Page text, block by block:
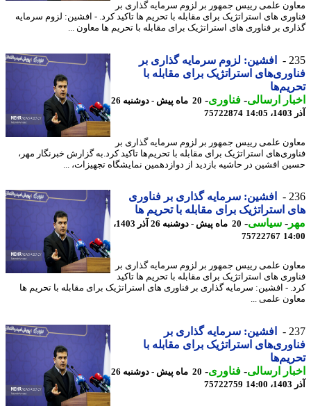
علمی رییس جمهور بر لزوم سرمایه گذاری بر
های استراتژیک برای مقابله با تحریم ها تاکید کرد. - افشین: لزوم سرمایه
بر فناوری های استراتژیک برای مقابله با تحریم ها معاون ...
افشین: لزوم سرمایه گذاری بر
استراتژیک برای مقابله با
ارسالی-فناوری-
20 ماه پیش - دوشنبه 26
75722874
علمی رییس جمهور بر لزوم سرمایه گذاری بر
استراتژیک برای مقابله با تحریم‌ها تاکید کرد.به گزارش خبرنگار مهر،
افشین در حاشیه بازدید از دوازدهمین نمایشگاه تجهیزات، ...
افشین: سرمایه گذاری بر فناوری
استراتژیک برای مقابله با تحریم ها
-سیاسی-
20 ماه پیش - دوشنبه 26 آذر 1403،
75722767
علمی رییس جمهور بر لزوم سرمایه گذاری بر
های استراتژیک برای مقابله با تحریم ها تاکید
- افشین: سرمایه گذاری بر فناوری های استراتژیک برای مقابله با تحریم ها
علمی ...
افشین: سرمایه گذاری بر
استراتژیک برای مقابله با
ارسالی-فناوری-
20 ماه پیش - دوشنبه 26
75722759